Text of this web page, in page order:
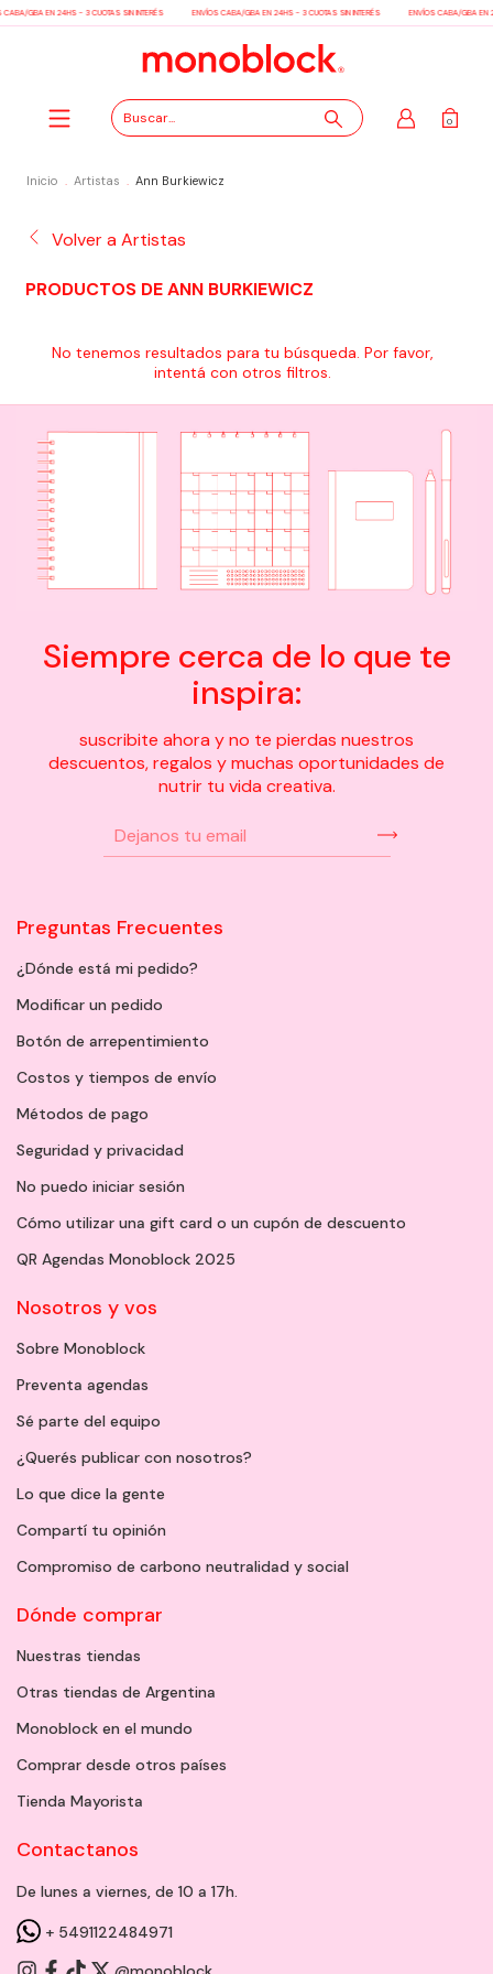
CABA/GBA EN 24HS - 3 CUOTAS SIN INTERÉS ENVÍOS CABA/GBA EN 24HS - 3 CUOTAS SIN INTERÉS ENVÍOS CABA/GBA EN
0
Inicio . Artistas . Ann Burkiewicz
Volver a Artistas
PRODUCTOS DE ANN BURKIEWICZ
No tenemos resultados para tu búsqueda. Por favor,
intentá con otros filtros.
Siempre cerca de lo que te
inspira:
suscribite ahora y no te pierdas nuestros
descuentos, regalos y muchas oportunidades de
nutrir tu vida creativa.
Preguntas Frecuentes
¿Dónde está mi pedido?
Modificar un pedido
Botón de arrepentimiento
Costos y tiempos de envío
Métodos de pago
Seguridad y privacidad
No puedo iniciar sesión
Cómo utilizar una gift card o un cupón de descuento
QR Agendas Monoblock 2025
Nosotros y vos
Sobre Monoblock
Preventa agendas
Sé parte del equipo
¿Querés publicar con nosotros?
Lo que dice la gente
Compartí tu opinión
Compromiso de carbono neutralidad y social
Dónde comprar
Nuestras tiendas
Otras tiendas de Argentina
Monoblock en el mundo
Comprar desde otros países
Tienda Mayorista
Contactanos
De lunes a viernes, de 10 a 17h.
+ 5491122484971